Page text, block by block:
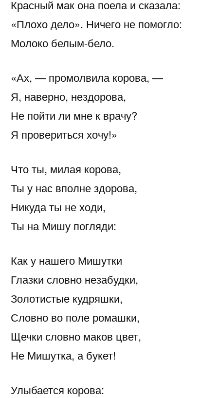
Красный мак она поела и сказала:
«Плохо дело». Ничего не помогло:
Молоко белым-бело.
«Ах, — промолвила корова, —
Я, наверно, нездорова,
Не пойти ли мне к врачу?
Я провериться хочу!»
Что ты, милая корова,
Ты у нас вполне здорова,
Никуда ты не ходи,
Ты на Мишу погляди:
Как у нашего Мишутки
Глазки словно незабудки,
Золотистые кудряшки,
Словно во поле ромашки,
Щечки словно маков цвет,
Не Мишутка, а букет!
Улыбается корова: